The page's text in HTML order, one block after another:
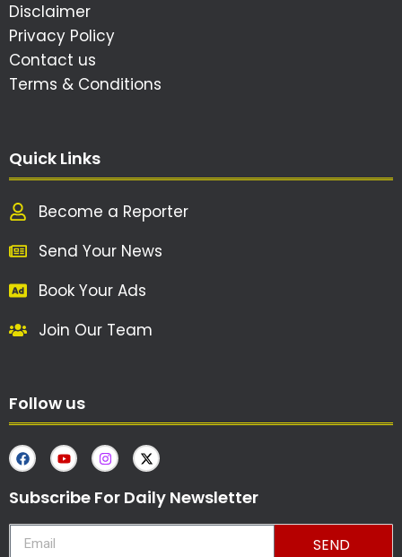
Disclaimer
Privacy Policy
Contact us
Terms & Conditions
Quick Links
Become a Reporter
Send Your News
Book Your Ads
Join Our Team
Follow us
Subscribe For Daily Newsletter
SEND